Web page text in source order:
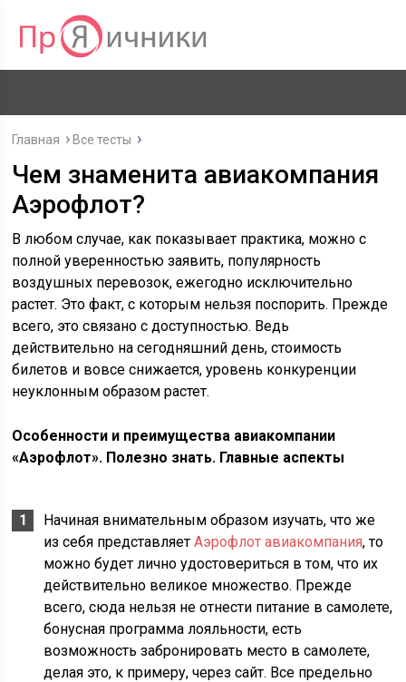
Главная Все тесты
Чем знаменита авиакомпания
Аэрофлот?
В любом случае, как показывает практика, можно с
полной уверенностью заявить, популярность
воздушных перевозок, ежегодно исключительно
растет. Это факт, с которым нельзя поспорить. Прежде
всего, это связано с доступностью. Ведь
действительно на сегодняшний день, стоимость
билетов и вовсе снижается, уровень конкуренции
неуклонным образом растет.
Особенности и преимущества авиакомпании
«Аэрофлот». Полезно знать. Главные аспекты
Начиная внимательным образом изучать, что же
из себя представляетАэрофлот авиакомпания, то
можно будет лично удостовериться в том, что их
действительно великое множество. Прежде
всего, сюда нельзя не отнести питание в самолете,
бонусная программа лояльности, есть
возможность забронировать место в самолете,
делая это, к примеру, через сайт. Все предельно